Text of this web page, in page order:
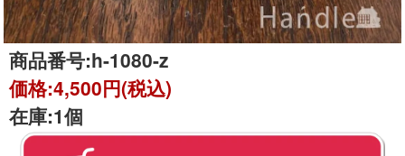
商品番号:h-1080-z
価格:4,500円(税込)
在庫:1個